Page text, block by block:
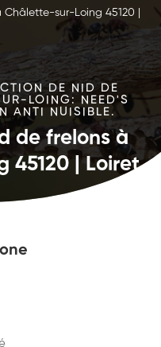
sur-Loing 45120 |
DE NID DE
LOING: NEED'S
ANTI NUISIBLE.
de frelons à
45120 | Loiret